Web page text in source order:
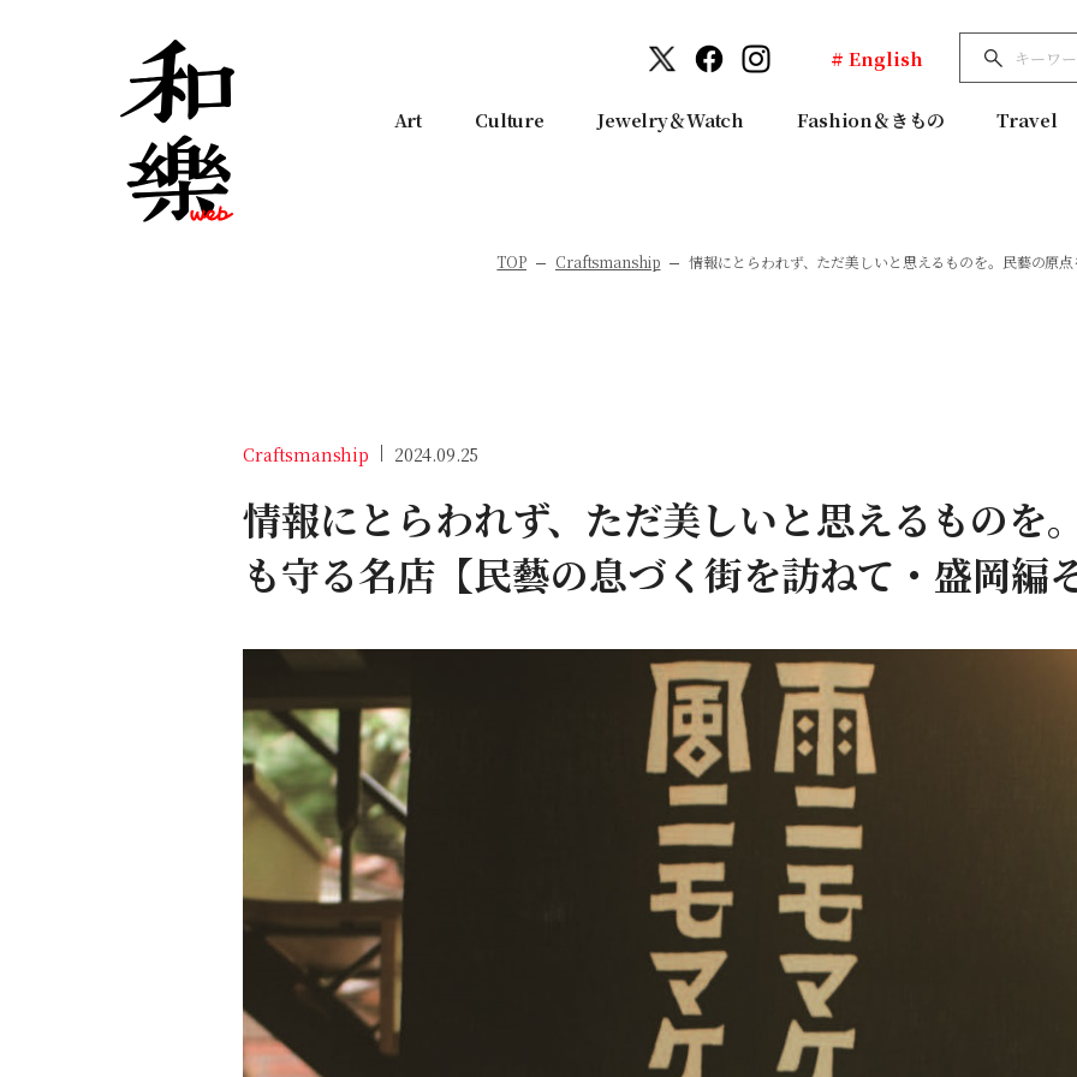
# English
Art Culture Jewelry＆Watch Fashion＆きもの Travel
TOP Craftsmanship 情報にとらわれず、ただ美しいと思えるものを。民藝の原
Craftsmanship 2024.09.25
情報にとらわれず、ただ美しいと思えるものを
も守る名店【民藝の息づく街を訪ねて・盛岡編